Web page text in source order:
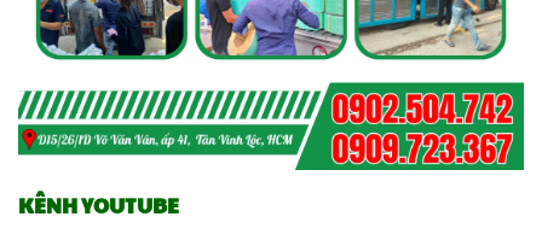
KÊNH YOUTUBE